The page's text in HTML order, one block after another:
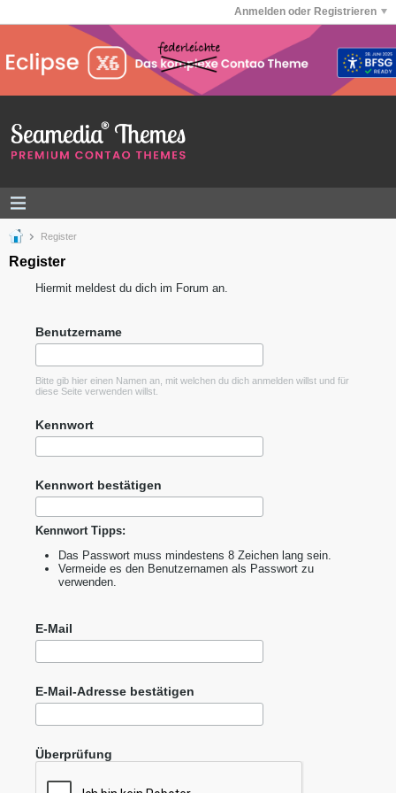
Anmelden oder Registrieren
Register
Register
Hiermit meldest du dich im Forum an.
Benutzername
Bitte gib hier einen Namen an, mit welchen du dich anmelden willst und für
diese Seite verwenden willst.
Kennwort
Kennwort bestätigen
Kennwort Tipps:
Das Passwort muss mindestens 8 Zeichen lang sein.
Vermeide es den Benutzernamen als Passwort zu
verwenden.
E-Mail
E-Mail-Adresse bestätigen
Überprüfung